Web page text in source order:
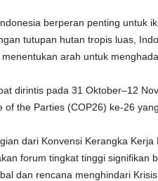
berperan penting untuk
tutupan hutan tropis luas,
arah untuk
dirintis pada 31 Oktober–12
of the Parties (COP26) ke-26
dari Konvensi Kerangka
forum tingkat tinggi signifikan
dan rencana menghindari